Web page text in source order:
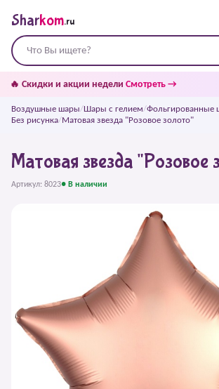
Sharkom.ru
🔥 Скидки и акции недели Смотреть →
Воздушные шары/Шары с гелием/Фольгированные
Без рисунка/Матовая звезда "Розовое золото"
Матовая звезда "Розовое
Артикул: 8023● В наличии